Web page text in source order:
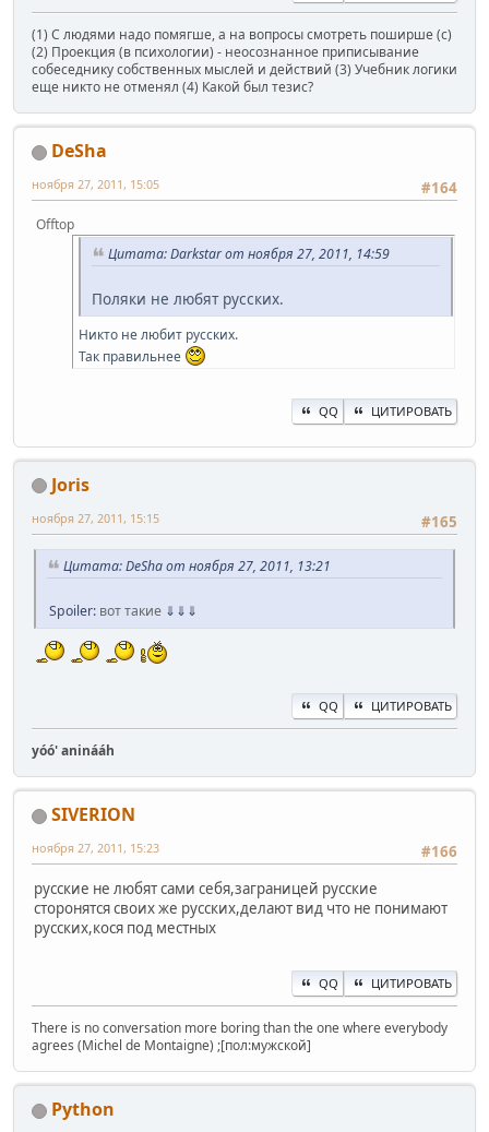
(1) С людями надо помягше, а на вопросы смотреть поширше (с)
(2) Проекция (в психологии) - неосознанное приписывание
собеседнику собственных мыслей и действий (3) Учебник логики
еще никто не отменял (4) Какой был тезис?
DeSha
#164
ноября 27, 2011, 15:05
Offtop
Цитата: Darkstar от ноября 27, 2011, 14:59
Поляки не любят русских.
Никто не любит русских.
Так правильнее
QQ ЦИТИРОВАТЬ
Joris
#165
ноября 27, 2011, 15:15
Цитата: DeSha от ноября 27, 2011, 13:21
Spoiler: вот такие ⇓⇓⇓
QQ ЦИТИРОВАТЬ
yóó' aninááh
SIVERION
#166
ноября 27, 2011, 15:23
русские не любят сами себя,заграницей русские
сторонятся своих же русских,делают вид что не понимают
русских,кося под местных
QQ ЦИТИРОВАТЬ
There is no conversation more boring than the one where everybody
agrees (Michel de Montaigne) ;[пол:мужской]
Python